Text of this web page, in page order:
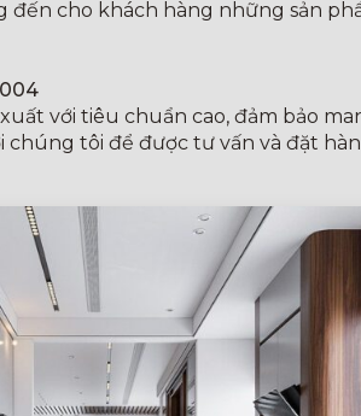
đến cho khách hàng những sản
với tiêu chuẩn cao, đảm bảo
chúng tôi để được tư vấn và đặt